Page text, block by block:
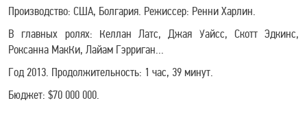
Производство: США, Болгария. Режиссер: Ренни Харлин.
В главных ролях: Келлан Латс, Джая Уайсс, Скотт Эдкинс,
Роксанна МакКи, Лайам Гэрриган...
Год 2013. Продолжительность: 1 час, 39 минут.
Бюджет: $70 000 000.